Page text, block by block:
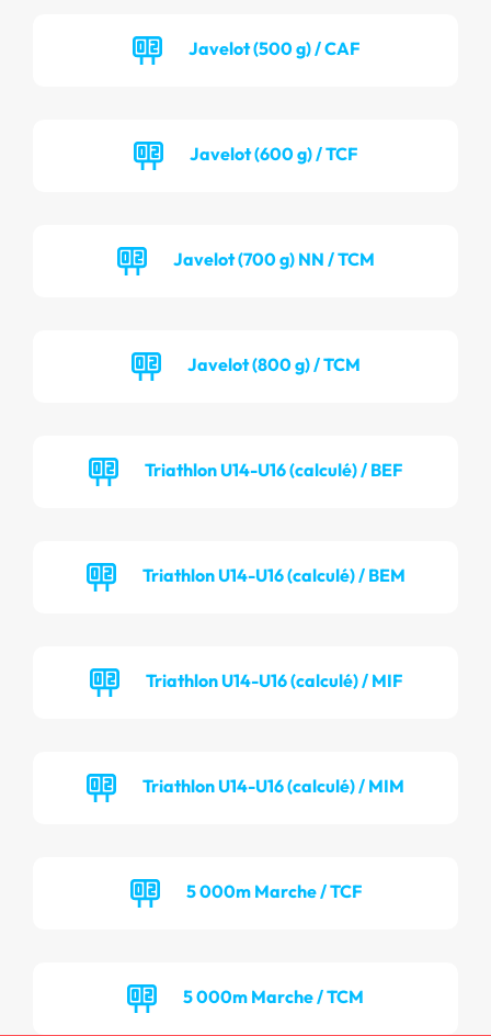
Javelot (500 g) / CAF
Javelot (600 g) / TCF
Javelot (700 g) NN / TCM
Javelot (800 g) / TCM
Triathlon U14-U16 (calculé) / BEF
Triathlon U14-U16 (calculé) / BEM
Triathlon U14-U16 (calculé) / MIF
Triathlon U14-U16 (calculé) / MIM
5 000m Marche / TCF
5 000m Marche / TCM